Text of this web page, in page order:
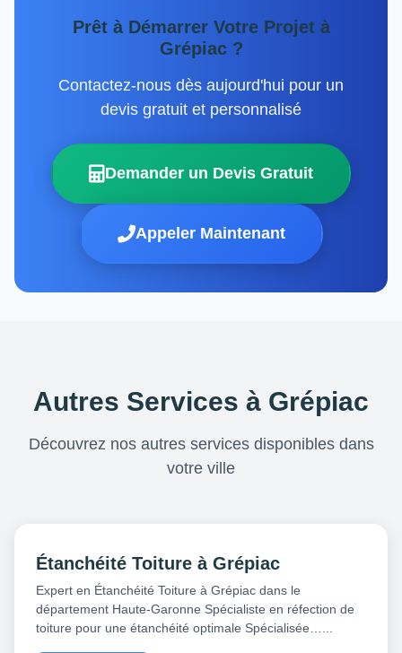
Prêt à Démarrer Votre Projet à
Grépiac ?
Contactez-nous dès aujourd'hui pour un
devis gratuit et personnalisé
Demander un Devis Gratuit
Appeler Maintenant
Autres Services à Grépiac
Découvrez nos autres services disponibles dans
votre ville
Étanchéité Toiture à Grépiac
Expert en Étanchéité Toiture à Grépiac dans le
département Haute-Garonne Spécialiste en réfection de
toiture pour une étanchéité optimale Spécialisée…...